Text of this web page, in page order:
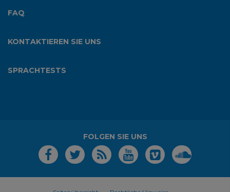
FAQ
KONTAKTIEREN SIE UNS
SPRACHTESTS
FOLGEN SIE UNS